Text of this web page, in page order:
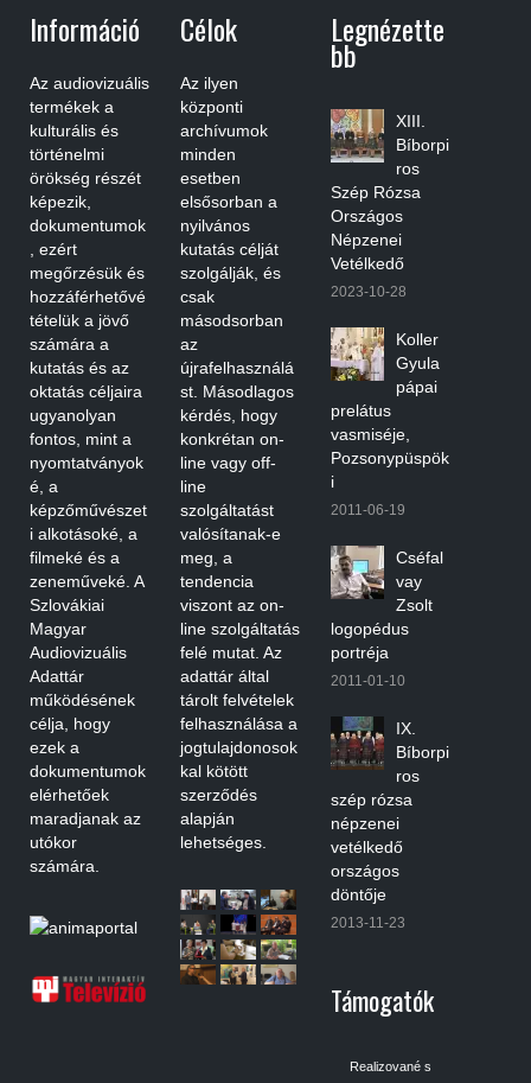
Információ
Az audiovizuális
termékek a
kulturális és
történelmi
örökség részét
képezik,
dokumentumok
, ezért
megőrzésük és
hozzáférhetővé
tételük a jövő
számára a
kutatás és az
oktatás céljaira
ugyanolyan
fontos, mint a
nyomtatványok
é, a
képzőművészet
i alkotásoké, a
filmeké és a
zeneműveké. A
Szlovákiai
Magyar
Audiovizuális
Adattár
működésének
célja, hogy
ezek a
dokumentumok
elérhetőek
maradjanak az
utókor
számára.
Célok
Az ilyen
központi
archívumok
minden
esetben
elsősorban a
nyilvános
kutatás célját
szolgálják, és
csak
másodsorban
az
újrafelhasználá
st. Másodlagos
kérdés, hogy
konkrétan on-
line vagy off-
line
szolgáltatást
valósítanak-e
meg, a
tendencia
viszont az on-
line szolgáltatás
felé mutat. Az
adattár által
tárolt felvételek
felhasználása a
jogtulajdonosok
kal kötött
szerződés
alapján
lehetséges.
Legnézette
Bb
XIII.
Bíborpi
ros
Szép Rózsa
Országos
Népzenei
Vetélkedő
2023-10-28
Koller
Gyula
pápai
prelátus
vasmiséje,
Pozsonypüspök
i
2011-06-19
Cséfal
vay
Zsolt
logopédus
portréja
2011-01-10
IX.
Bíborpi
ros
szép rózsa
népzenei
vetélkedő
országos
döntője
2013-11-23
Támogatók
Realizované s